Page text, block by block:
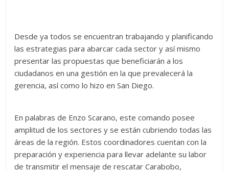
Desde ya todos se encuentran trabajando y planificando
las estrategias para abarcar cada sector y así mismo
presentar las propuestas que beneficiarán a los
ciudadanos en una gestión en la que prevalecerá la
gerencia, así como lo hizo en San Diego.
En palabras de Enzo Scarano, este comando posee
amplitud de los sectores y se están cubriendo todas las
áreas de la región. Estos coordinadores cuentan con la
preparación y experiencia para llevar adelante su labor
de transmitir el mensaje de rescatar Carabobo,